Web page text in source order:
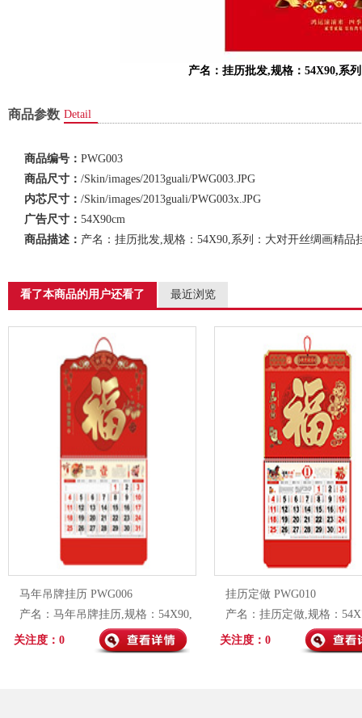
产名：挂历批发,规格：54X90,系
商品参数 Detail
商品编号： PWG003
商品尺寸： /Skin/images/2013guali/PWG003.JPG
内芯尺寸： /Skin/images/2013guali/PWG003x.JPG
广告尺寸： 54X90cm
商品描述： 产名：挂历批发,规格：54X90,系列：大对开丝绸画精品
看了本商品的用户还看了 最近浏览
马年吊牌挂历 PWG006
产名：马年吊牌挂历,规格：54X90,
系列：大对开丝绸画精品挂历,工期：
通版3-7天,专版10-15天
关注度：0
挂历定做 PWG010
产名：挂历定做,规格：
列：对开镶金透雕铜版卡纸
期：通版3-7天,专版10-15天
关注度：0